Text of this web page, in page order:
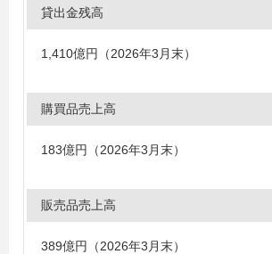
貸出金残高
1,410億円（2026年3月末）
購買品売上高
183億円（2026年3月末）
販売品売上高
389億円（2026年3月末）